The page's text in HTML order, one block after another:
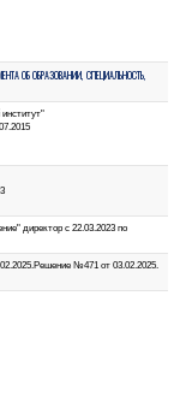
ОБ ОБРАЗОВАНИИ, СПЕЦИАЛЬНОСТЬ,
директор с 22.03.2023 по
№471 от 03.02.2025.